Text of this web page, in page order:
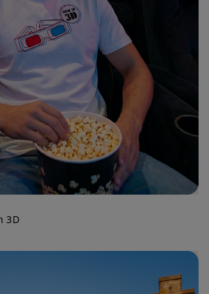
3D